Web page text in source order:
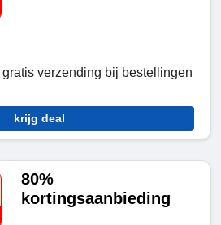
verzending bij bestellingen
krijg deal
80%
kortingsaanbieding